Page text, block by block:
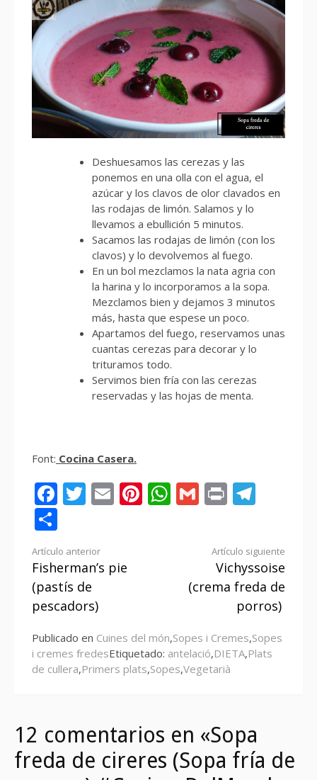
Deshuesamos las cerezas y las
ponemos en una olla con el agua, el
azúcar y los clavos de olor clavados en
las rodajas de limón. Salamos y lo
llevamos a ebullición 5 minutos.
Sacamos las rodajas de limón (con los
clavos) y lo devolvemos al fuego.
En un bol mezclamos la nata agria con
la harina y lo incorporamos a la sopa.
Mezclamos bien y dejamos 3 minutos
más, hasta que espese un poco.
Apartamos del fuego, reservamos unas
cuantas cerezas para decorar y lo
trituramos todo.
Servimos bien fría con las cerezas
reservadas y las hojas de menta.
Font: Cocina Casera.
Facebook
Twitter
EmailPinterest
WhatsApp
Gmail
Print
Seguir
leyendo
Artículo anterior
Fisherman’s pie
(pastís de
pescadors)
Artículo siguiente
Vichyssoise
(crema freda de
porros)
Publicado en Cuines del món,Sopes i Cremes,Sopes
i cremes fredesEtiquetado: antelació,DIETA,Plats
de cullera,Primers plats,Sopes,Vegetarià
12 comentarios en «Sopa
freda de cireres (Sopa fría de